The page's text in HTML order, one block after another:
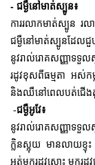
- ជម្ងឺនៅមាត់ស្បូន៖
ការរលាកមាត់ស្បូន រ
ជម្ងឺនៅមាត់ស្បូនដែល
នូវរាល់រោគសញ្ញាទទួល
រដូវខុសពីធម្មតា អស់ក
និងឈឺនៅពេលបត់ជើង
-ជម្ងឺអូវែ៖
នូវរាល់រោគសញ្ញាទទួ
ក្លិនស្អុយ មានលាយខ្ទុ
អត់មករដូវសោះ មករដូវ